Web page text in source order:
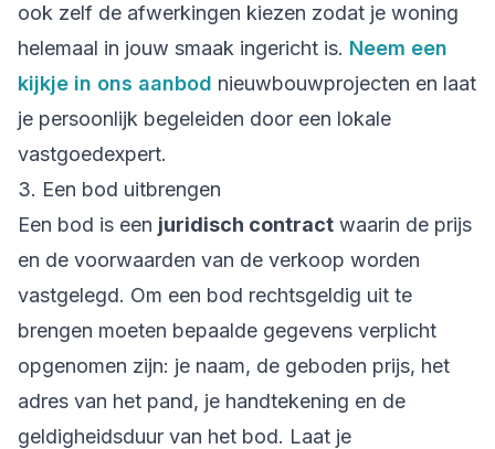
ook zelf de afwerkingen kiezen zodat je woning
helemaal in jouw smaak ingericht is. Neem een
kijkje in ons aanbod nieuwbouwprojecten en laat
je persoonlijk begeleiden door een lokale
vastgoedexpert.
3. Een bod uitbrengen
Een bod is een juridisch contract waarin de prijs
en de voorwaarden van de verkoop worden
vastgelegd. Om een bod rechtsgeldig uit te
brengen moeten bepaalde gegevens verplicht
opgenomen zijn: je naam, de geboden prijs, het
adres van het pand, je handtekening en de
geldigheidsduur van het bod. Laat je